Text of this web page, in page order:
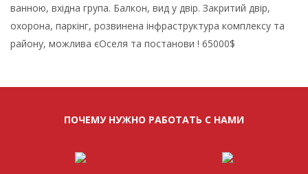
ванною, вхідна група. Балкон, вид у двір. Закритий двір,
охорона, паркінг, розвинена інфраструктура комплексу та
району, можлива єОселя та постанови ! 65000$
ПОЧЕМУ НУЖНО РАБОТАТЬ С НАМИ